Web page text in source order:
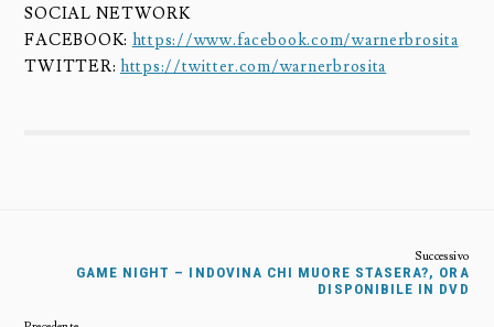
SOCIAL NETWORK
FACEBOOK: https://www.facebook.com/warnerbrosita
TWITTER:https://twitter.com/warnerbrosita
GAME NIGHT – INDOVINA CHI MUORE STASERA?, ORA
DISPONIBILE IN DVD